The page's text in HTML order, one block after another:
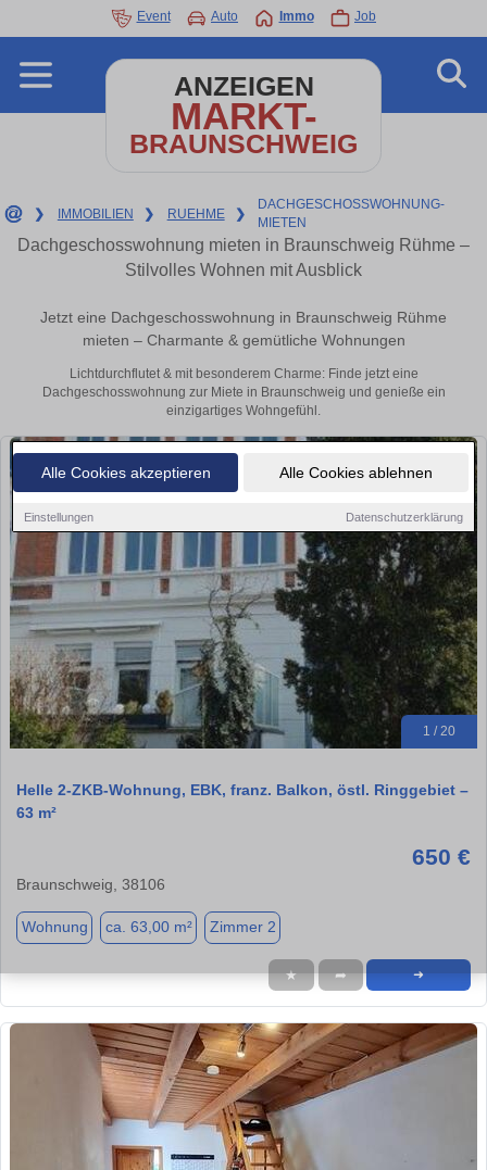
Alle Cookies akzeptieren Alle Cookies ablehnen
Einstellungen Datenschutzerklärung
Event Auto Immo Job
ANZEIGEN
MARKT-
BRAUNSCHWEIG
❯ IMMOBILIEN ❯ RUEHME ❯
DACHGESCHOSSWOHNUNG-
MIETEN
Dachgeschosswohnung mieten in Braunschweig Rühme –
Stilvolles Wohnen mit Ausblick
Jetzt eine Dachgeschosswohnung in Braunschweig Rühme
mieten – Charmante & gemütliche Wohnungen
Lichtdurchflutet & mit besonderem Charme: Finde jetzt eine
Dachgeschosswohnung zur Miete in Braunschweig und genieße ein
einzigartiges Wohngefühl.
1 / 20
Helle 2‑ZKB‑Wohnung, EBK, franz. Balkon, östl. Ringgebiet –
63 m²
650 €
Braunschweig, 38106
Wohnung ca. 63,00 m² Zimmer 2
★ ➦ ➜